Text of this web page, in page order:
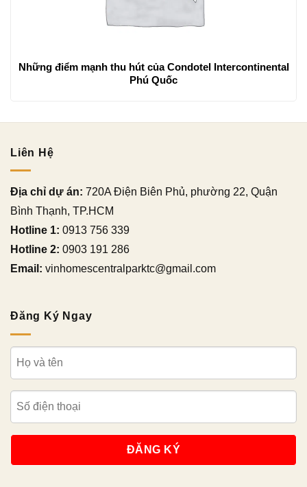
Những điểm mạnh thu hút của Condotel Intercontinental
Phú Quốc
Liên Hệ
Địa chỉ dự án: 720A Điện Biên Phủ, phường 22, Quận
Bình Thạnh, TP.HCM
Hotline 1: 0913 756 339
Hotline 2: 0903 191 286
Email: vinhomescentralparktc@gmail.com
Đăng Ký Ngay